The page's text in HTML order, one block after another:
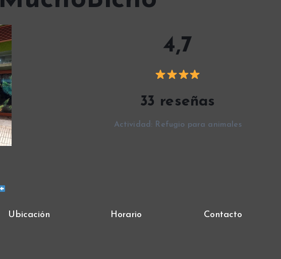
4,7
33 reseñas
Actividad: Refugio para animales
Ubicación Horario Contacto